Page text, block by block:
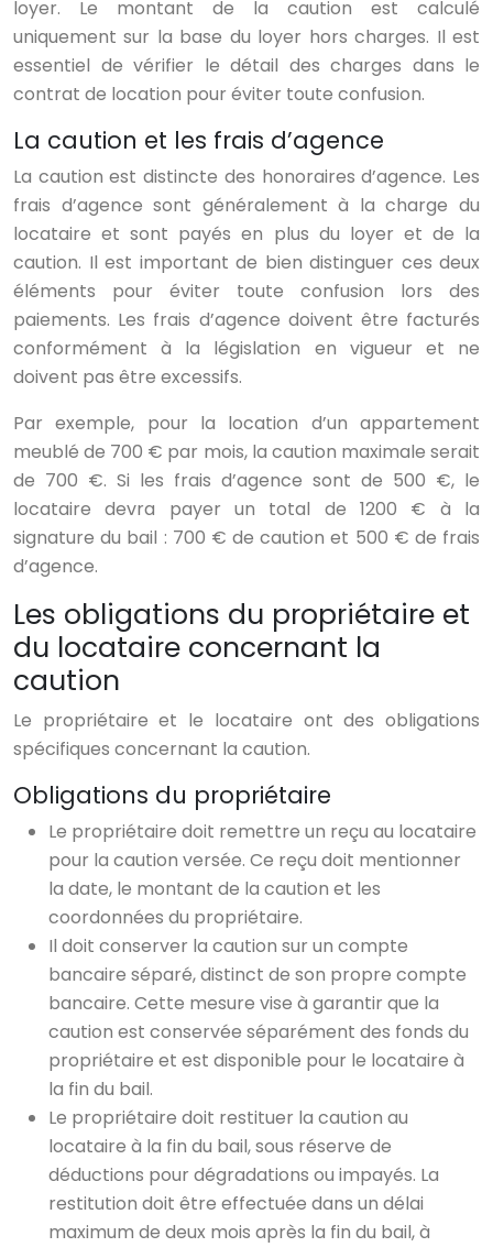
loyer. Le montant de la caution est calculé
uniquement sur la base du loyer hors charges. Il est
essentiel de vérifier le détail des charges dans le
contrat de location pour éviter toute confusion.
La caution et les frais d’agence
La caution est distincte des honoraires d’agence. Les
frais d’agence sont généralement à la charge du
locataire et sont payés en plus du loyer et de la
caution. Il est important de bien distinguer ces deux
éléments pour éviter toute confusion lors des
paiements. Les frais d’agence doivent être facturés
conformément à la législation en vigueur et ne
doivent pas être excessifs.
Par exemple, pour la location d’un appartement
meublé de 700 € par mois, la caution maximale serait
de 700 €. Si les frais d’agence sont de 500 €, le
locataire devra payer un total de 1200 € à la
signature du bail : 700 € de caution et 500 € de frais
d’agence.
Les obligations du propriétaire et
du locataire concernant la
caution
Le propriétaire et le locataire ont des obligations
spécifiques concernant la caution.
Obligations du propriétaire
Le propriétaire doit remettre un reçu au locataire
pour la caution versée. Ce reçu doit mentionner
la date, le montant de la caution et les
coordonnées du propriétaire.
Il doit conserver la caution sur un compte
bancaire séparé, distinct de son propre compte
bancaire. Cette mesure vise à garantir que la
caution est conservée séparément des fonds du
propriétaire et est disponible pour le locataire à
la fin du bail.
Le propriétaire doit restituer la caution au
locataire à la fin du bail, sous réserve de
déductions pour dégradations ou impayés. La
restitution doit être effectuée dans un délai
maximum de deux mois après la fin du bail, à